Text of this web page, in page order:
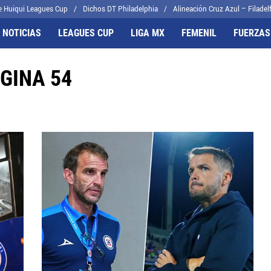
Huiqui Leagues Cup Dichos DT Philadelphia Alineación Cruz Azul –
LEAGUES CUP LIGA MX FEMENIL
CELESTES
54